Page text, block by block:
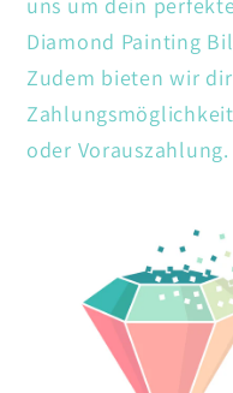
uns um dein
Diamond Painting
Zudem bieten wir
oder Vorauszahlung.